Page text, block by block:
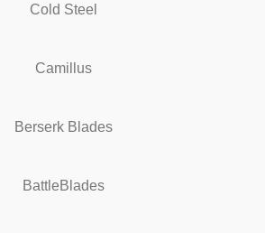
Cold Steel
Camillus
Berserk Blades
BattleBlades